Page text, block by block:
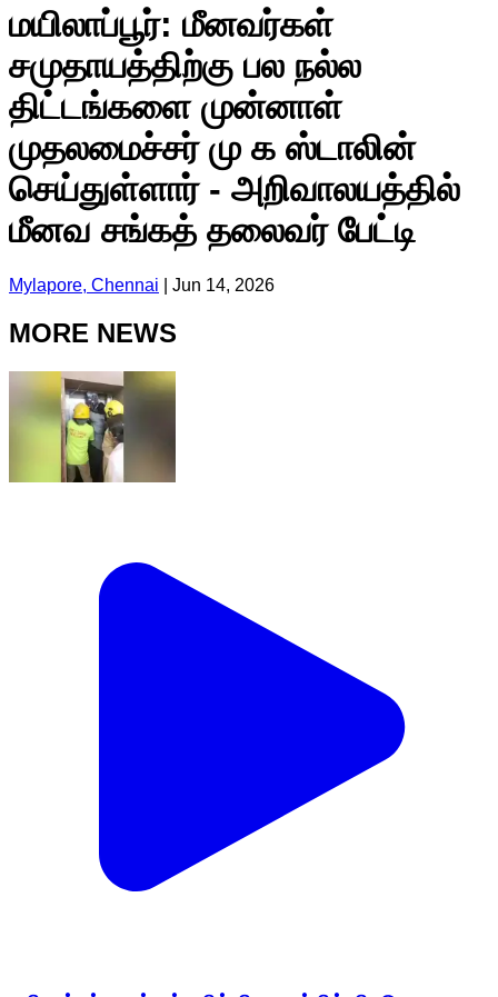
மயிலாப்பூர்: மீனவர்கள்
சமுதாயத்திற்கு பல நல்ல
திட்டங்களை முன்னாள்
முதலமைச்சர் மு க ஸ்டாலின்
செய்துள்ளார் - அறிவாலயத்தில்
மீனவ சங்கத் தலைவர் பேட்டி
Mylapore, Chennai Jun 14, 2026
MORE NEWS